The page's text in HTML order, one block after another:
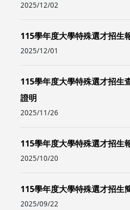
2025/12/02
115學年度大學特殊選才招生
2025/12/01
115學年度大學特殊選才招生
證明
2025/11/26
115學年度大學特殊選才招生
2025/10/20
115學年度大學特殊選才招生
2025/09/22